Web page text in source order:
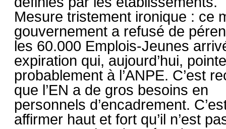
Mesure tristement ironique : ce
gouvernement a refusé de
les 60.000 Emplois-Jeunes
expiration qui, aujourd’hui,
probablement à l’ANPE. C’est
que l’EN a de gros besoins en
personnels d’encadrement.
affirmer haut et fort qu’il n’est